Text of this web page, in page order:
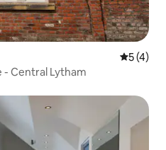
5 (4)
- Central Lytham